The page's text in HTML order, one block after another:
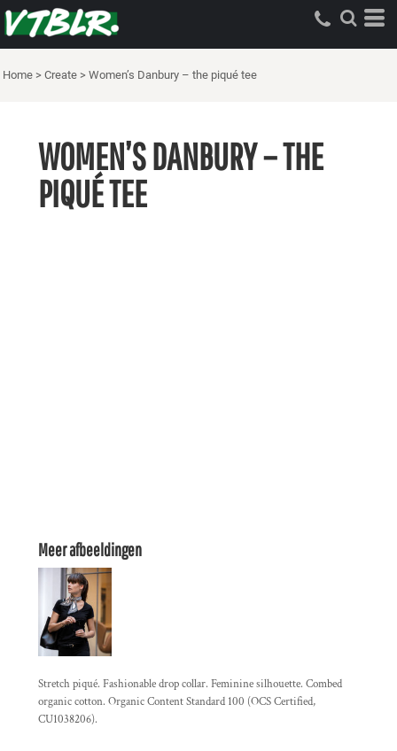
Home > Create > Women’s Danbury – the piqué tee
WOMEN’S DANBURY – THE
PIQUÉ TEE
Meer afbeeldingen
Stretch piqué. Fashionable drop collar. Feminine silhouette. Combed
organic cotton. Organic Content Standard 100 (OCS Certified,
CU1038206).